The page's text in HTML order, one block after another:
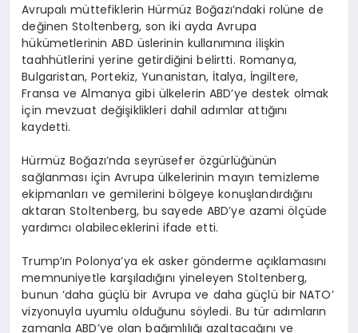
Avrupalı müttefiklerin Hürmüz Boğazı’ndaki rolüne de
değinen Stoltenberg, son iki ayda Avrupa
hükümetlerinin ABD üslerinin kullanımına ilişkin
taahhütlerini yerine getirdiğini belirtti. Romanya,
Bulgaristan, Portekiz, Yunanistan, İtalya, İngiltere,
Fransa ve Almanya gibi ülkelerin ABD’ye destek olmak
için mevzuat değişiklikleri dahil adımlar attığını
kaydetti.
Hürmüz Boğazı’nda seyrüsefer özgürlüğünün
sağlanması için Avrupa ülkelerinin mayın temizleme
ekipmanları ve gemilerini bölgeye konuşlandırdığını
aktaran Stoltenberg, bu sayede ABD’ye azami ölçüde
yardımcı olabileceklerini ifade etti.
Trump’ın Polonya’ya ek asker gönderme açıklamasını
memnuniyetle karşıladığını yineleyen Stoltenberg,
bunun ‘daha güçlü bir Avrupa ve daha güçlü bir NATO’
vizyonuyla uyumlu olduğunu söyledi. Bu tür adımların
zamanla ABD’ye olan bağımlılığı azaltacağını ve